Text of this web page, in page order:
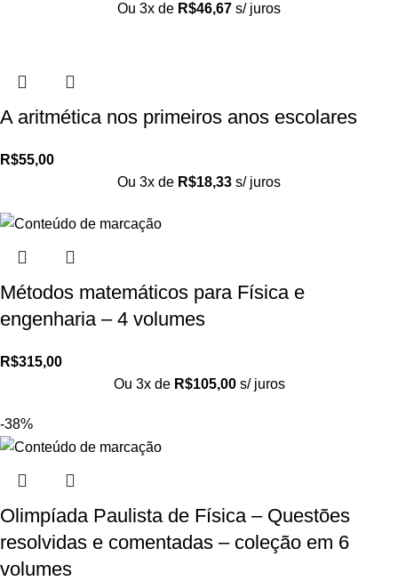
Ou 3x de R$46,67 s/ juros
A aritmética nos primeiros anos escolares
R$55,00
Ou 3x de R$18,33 s/ juros
Métodos matemáticos para Física e
engenharia – 4 volumes
R$315,00
Ou 3x de R$105,00 s/ juros
-38%
Olimpíada Paulista de Física – Questões
resolvidas e comentadas – coleção em 6
volumes